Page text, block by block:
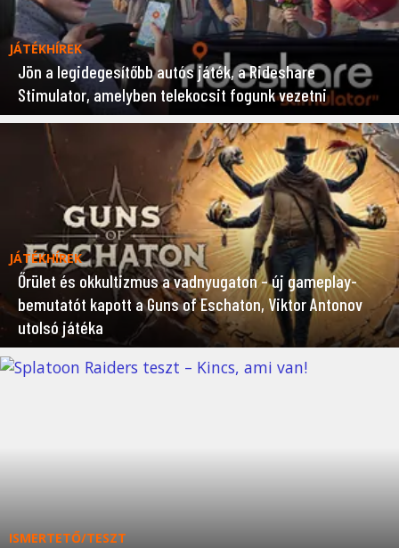
JÁTÉKHÍREK
Jön a legidegesítőbb autós játék, a Rideshare
Stimulator, amelyben telekocsit fogunk vezetni
JÁTÉKHÍREK
Őrület és okkultizmus a vadnyugaton – új gameplay-
bemutatót kapott a Guns of Eschaton, Viktor Antonov
utolsó játéka
ISMERTETŐ/TESZT